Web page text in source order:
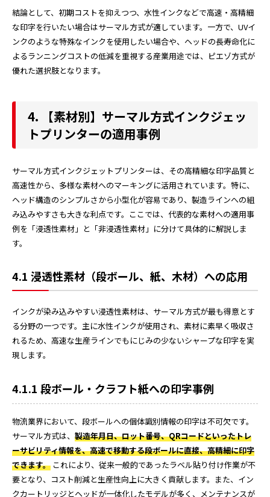
結論として、初期コストを抑えつつ、水性インクなどで高速・高精細
な印字を行いたい場合はサーマル方式が適しています。一方で、UVイ
ンクのような特殊なインクを使用したい場合や、ヘッドの長寿命化に
よるランニングコストの低減を重視する産業用途では、ピエゾ方式が
優れた選択肢となります。
4. 【素材別】サーマル方式インクジェッ
トプリンターの適用事例
サーマル方式インクジェットプリンターは、その高精細な印字品質と
高速性から、多様な素材へのマーキングに活用されています。特に、
ヘッド構造のシンプルさから小型化が容易であり、製造ラインへの組
み込みやすさも大きな利点です。ここでは、代表的な素材への適用事
例を「浸透性素材」と「非浸透性素材」に分けて具体的に解説しま
す。
4.1 浸透性素材（段ボール、紙、木材）への応用
インクが染み込みやすい浸透性素材は、サーマル方式が最も得意とす
る分野の一つです。主に水性インクが使用され、素材に素早く吸収さ
れるため、高速な生産ラインでもにじみの少ないシャープな印字を実
現します。
4.1.1 段ボール・クラフト紙への印字事例
物流業界において、段ボールへの個体識別情報の印字は不可欠です。
サーマル方式は、 製造年月日、ロット番号、QRコードといったトレ
ーサビリティ情報を、高速で移動する段ボールに直接、高精細に印字
できます。 これにより、従来一般的であったラベル貼り付け作業が不
要となり、コスト削減と生産性向上に大きく貢献します。また、イン
クカートリッジとヘッドが一体化したモデルが多く、メンテナンスが